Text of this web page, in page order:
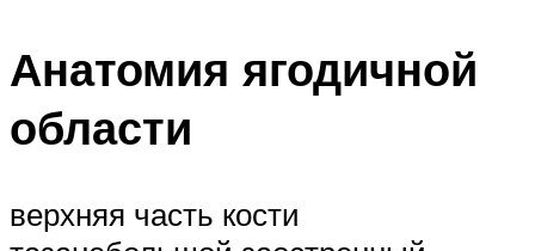
Анатомия ягодичной
области
верхняя часть кости